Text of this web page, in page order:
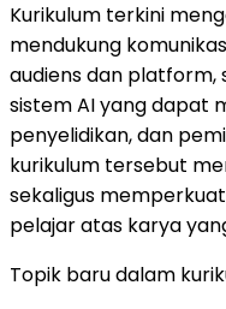
Kurikulum terkini
mendukung
audiens dan
sistem AI yang dapat
penyelidikan, dan
kurikulum tersebut
sekaligus
pelajar atas karya
Topik baru dalam